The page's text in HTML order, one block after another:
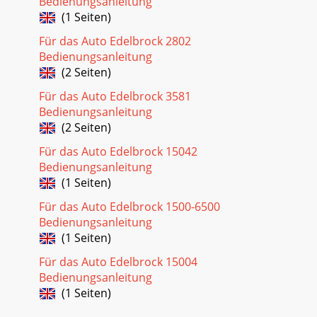
Supercharger System for the 2010-2013 Camaro SSI
(1 Seiten)
Für das Auto Edelbrock 2802
Bedienungsanleitung
(2 Seiten)
Für das Auto Edelbrock 3581
Bedienungsanleitung
(2 Seiten)
Für das Auto Edelbrock 15042
Bedienungsanleitung
(1 Seiten)
Für das Auto Edelbrock 1500-6500
Bedienungsanleitung
(1 Seiten)
Für das Auto Edelbrock 15004
Bedienungsanleitung
(1 Seiten)